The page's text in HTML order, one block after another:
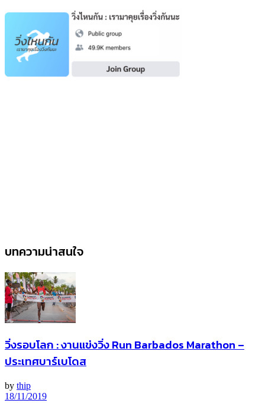
บทความน่าสนใจ
วิ่งรอบโลก : งานแข่งวิ่ง Run Barbados Marathon –
ประเทศบาร์เบโดส
by thip
18/11/2019